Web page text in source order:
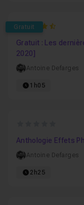
Gratuit
4.6666666666667
Gratuit : Les
2020]
Antoine Defarges
1h05
Anthologie Effets
Antoine Defarges
2h25